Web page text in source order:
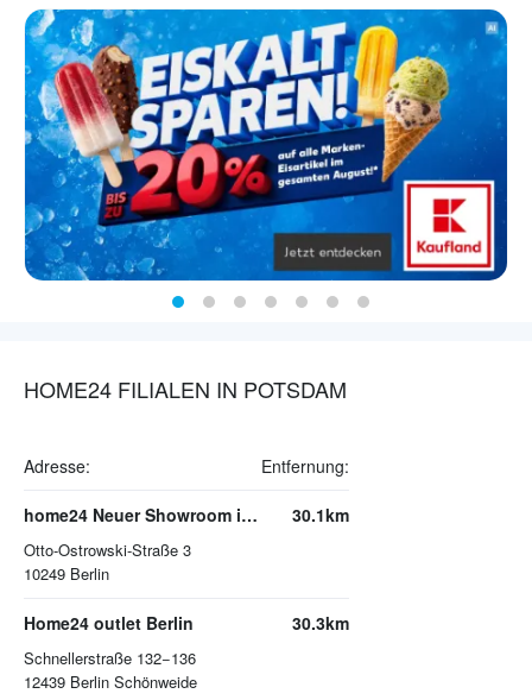
HOME24 FILIALEN IN POTSDAM
Adresse: Entfernung:
home24 Neuer Showroom im Prenzlauer Berg auf 300 m²
Otto-Ostrowski-Straße 3
10249 Berlin
30.1km
Home24 outlet Berlin
Schnellerstraße 132−136
12439 Berlin Schönweide
30.3km